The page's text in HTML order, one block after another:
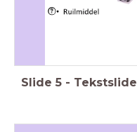
Slide 5 - Tekstslide